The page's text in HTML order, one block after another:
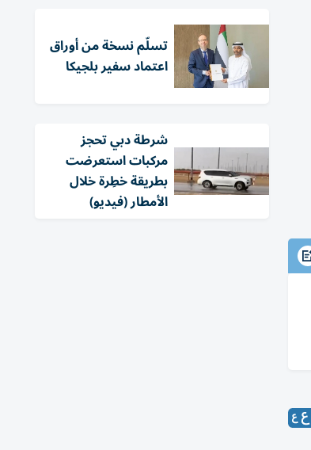
تسلّم نسخة من أوراق
اعتماد سفير بلجيكا
شرطة دبي تحجز
مركبات استعرضت
بطريقة خطِرة خلال
الأمطار (فيديو)